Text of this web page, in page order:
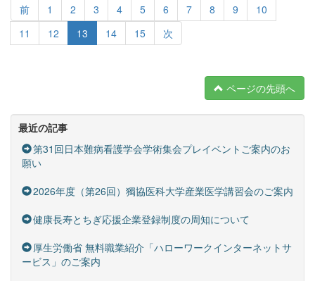
前 1 2 3 4 5 6 7 8 9
10
11
12 13 14 15 次
ページの先頭へ
最近の記事
第31回日本難病看護学会学術集会プレイベントご案内のお
願い
2026年度（第26回）獨協医科大学産業医学講習会のご案内
健康長寿とちぎ応援企業登録制度の周知について
厚生労働省 無料職業紹介「ハローワークインターネットサ
ービス」のご案内